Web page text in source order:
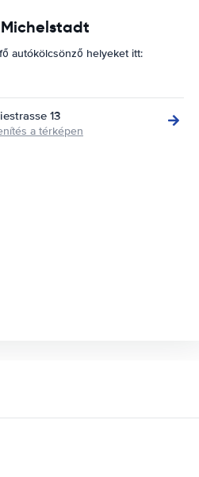
autókölcsönző helyeket itt:
13
a térképen